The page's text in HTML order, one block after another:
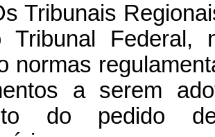
Tribunais
Tribunal
normas
a serem
do pedido